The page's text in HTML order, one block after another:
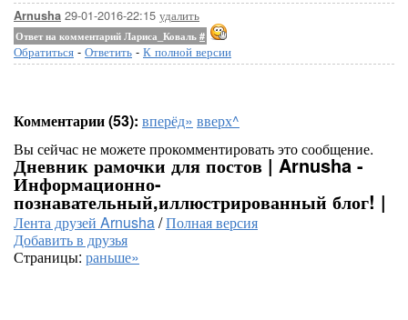
Arnusha 29-01-2016-22:15 удалить
Ответ на комментарий Лариса_Коваль #
Обратиться - Ответить - К полной версии
Комментарии (53): вперёд» вверх^
Вы сейчас не можете прокомментировать это сообщение.
Дневник рамочки для постов | Arnusha -
Информационно-
познавательный,иллюстрированный блог! |
Лента друзей Arnusha/Полная версия
Добавить в друзья
Страницы: раньше»